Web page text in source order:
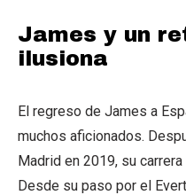
James y un
ilusiona
El regreso de James a
muchos aficionados.
Madrid en 2019, su
Desde su paso por el